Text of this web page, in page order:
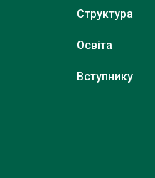
Структура
Освіта
Вступнику